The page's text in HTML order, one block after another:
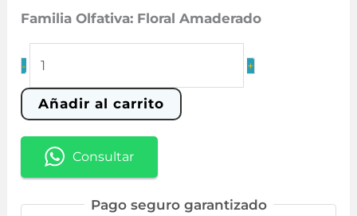
S/ 199.00.S/ 99.90.
Familia Olfativa: Floral Amaderado
-
cantidad
+
Añadir al carrito
Consultar
Pago seguro garantizado